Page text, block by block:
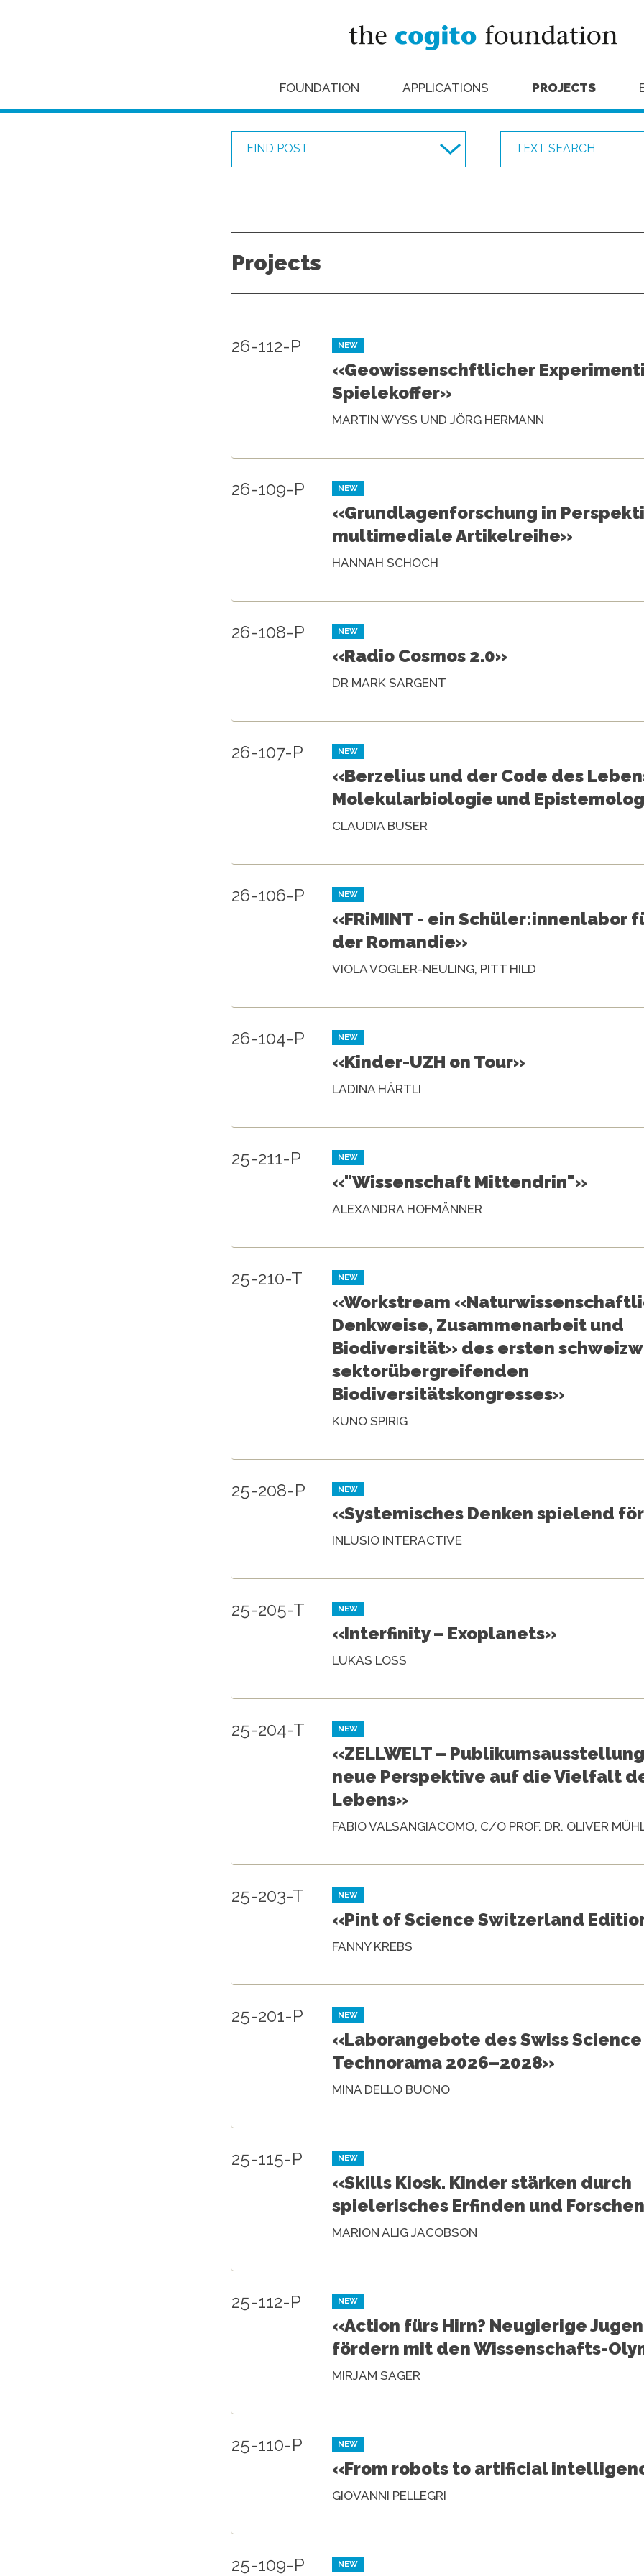
FOUNDATION APPLICATIONS PROJECTS
FIND POST
Projects
26-112-P NEW
«Geowissenschftlicher
Spielekoffer»
MARTIN WYSS UND JÖRG HERMANN
26-109-P NEW
«Grundlagenforschung in
multimediale Artikelreihe»
HANNAH SCHOCH
26-108-P NEW
«Radio Cosmos 2.0»
DR MARK SARGENT
26-107-P NEW
«Berzelius und der Code des
Molekularbiologie und
CLAUDIA BUSER
26-106-P NEW
«FRiMINT - ein Schüler:innenlabor
der Romandie»
VIOLA VOGLER-NEULING, PITT HILD
26-104-P NEW
«Kinder-UZH on Tour»
LADINA HÄRTLI
25-211-P NEW
«"Wissenschaft Mittendrin"»
ALEXANDRA HOFMÄNNER
25-210-T NEW
«Workstream
Denkweise, Zusammenarbeit und
Biodiversität» des ersten
sektorübergreifenden
Biodiversitätskongresses»
KUNO SPIRIG
25-208-P NEW
«Systemisches Denken spielend
INLUSIO INTERACTIVE
25-205-T NEW
«Interfinity – Exoplanets»
LUKAS LOSS
25-204-T NEW
«ZELLWELT –
neue Perspektive auf die Vielfalt
Lebens»
FABIO VALSANGIACOMO, C/O PROF. DR. OLIVER
25-203-T NEW
«Pint of Science Switzerland
FANNY KREBS
25-201-P NEW
«Laborangebote des Swiss
Technorama 2026–2028»
MINA DELLO BUONO
25-115-P NEW
«Skills Kiosk. Kinder stärken durch
spielerisches Erfinden und
MARION ALIG JACOBSON
25-112-P NEW
«Action fürs Hirn? Neugierige
fördern mit den Wissenschafts-
MIRJAM SAGER
25-110-P NEW
«From robots to artificial
GIOVANNI PELLEGRI
25-109-P NEW